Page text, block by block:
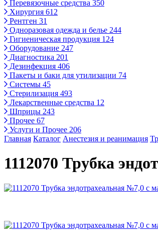
Перевязочные средства 350
Хирургия 612
Рентген 31
Одноразовая одежда и белье 244
Гигиеническая продукция 124
Оборудование 247
Диагностика 201
Дезинфекция 406
Пакеты и баки для утилизации 74
Системы 45
Стерилизация 493
Лекарственные средства 12
Шприцы 243
Прочее 67
Услуги и Прочее 206
Главная Каталог Анестезия и реанимация
1112070 Трубка